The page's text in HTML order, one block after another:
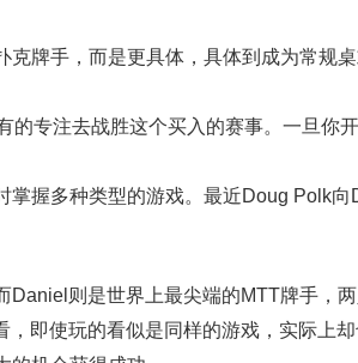
牌手，而是更具体，具体到成为常规
专注去战胜这个买入的赛事。一旦你
掌握多种类型的游戏。最近Doug Polk
则是世界上最尖端的MTT牌手，
即使玩的看似是同样的游戏，实际上却